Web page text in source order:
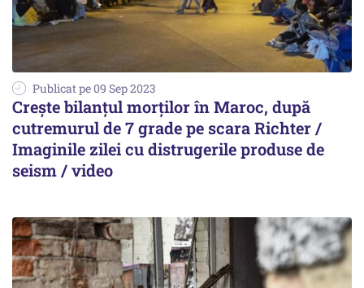
Publicat pe 09 Sep 2023
Crește bilanțul morților în Maroc, după
cutremurul de 7 grade pe scara Richter /
Imaginile zilei cu distrugerile produse de
seism / video